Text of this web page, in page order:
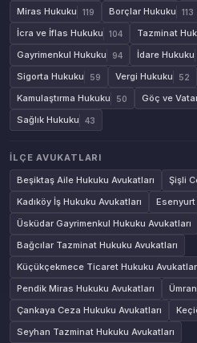
Miras Hukuku 119 Borçlar Hukuku 113
İcra ve İflas Hukuku 104 Tazminat
Gayrimenkul Hukuku 94 İdare Hukuku
Sigorta Hukuku 59 Vergi Hukuku 52
Kamulaştırma Hukuku 50 Göç ve
Sağlık Hukuku 43
İLÇE AVUKATLARI
Beşiktaş Aile Hukuku Avukatları
Şişli
Kadıköy İş Hukuku Avukatları
Esenyurt
Üsküdar Gayrimenkul Hukuku Avukatları
Bağcılar Tazminat Hukuku Avukatları
Küçükçekmece Ticaret Hukuku
Pendik Miras Hukuku Avukatları
Çankaya Ceza Hukuku Avukatları
Seyhan Tazminat Hukuku Avukatları